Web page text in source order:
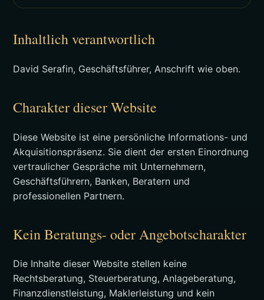
Inhaltlich verantwortlich
David Serafin, Geschäftsführer, Anschrift wie oben.
Charakter dieser Website
Diese Website ist eine persönliche Informations- und
Akquisitionspräsenz. Sie dient der ersten Einordnung
vertraulicher Gespräche mit Unternehmern,
Geschäftsführern, Banken, Beratern und
professionellen Partnern.
Kein Beratungs- oder Angebotscharakter
Die Inhalte dieser Website stellen keine
Rechtsberatung, Steuerberatung, Anlageberatung,
Finanzdienstleistung, Maklerleistung und kein